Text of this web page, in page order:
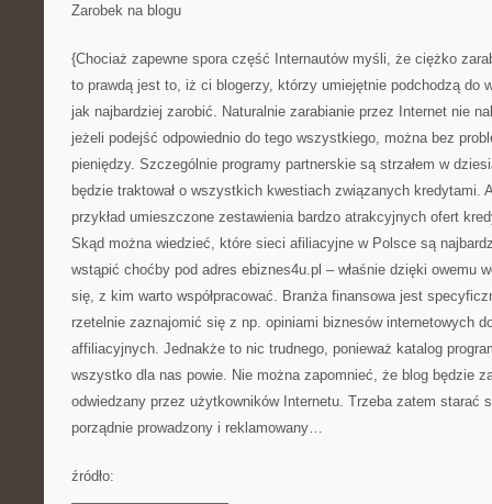
Zarobek na blogu
{Chociaż zapewne spora część Internautów myśli, że ciężko
to prawdą jest to, iż ci blogerzy, którzy umiejętnie podchodzą do
jak najbardziej zarobić. Naturalnie zarabianie przez Internet nie
jeżeli podejść odpowiednio do tego wszystkiego, można bez
pieniędzy. Szczególnie programy partnerskie są strzałem w
będzie traktował o wszystkich kwestiach związanych kredytami.
przykład umieszczone zestawienia bardzo atrakcyjnych ofert
Skąd można wiedzieć, które sieci afiliacyjne w Polsce są
wstąpić choćby pod adres ebiznes4u.pl – właśnie dzięki owemu
się, z kim warto współpracować. Branża finansowa jest
rzetelnie zaznajomić się z np. opiniami biznesów internetowych
affiliacyjnych. Jednakże to nic trudnego, ponieważ katalog
wszystko dla nas powie. Nie można zapomnieć, że blog będzie
odwiedzany przez użytkowników Internetu. Trzeba zatem starać
porządnie prowadzony i reklamowany…
źródło: